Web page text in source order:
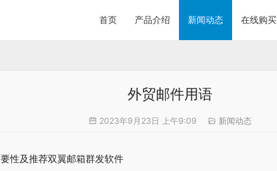
首页 产品介绍 新闻动态 在线购买
外贸邮件用语
2023年9月23日 上午9:09 新闻动态
性及推荐双翼邮箱群发软件